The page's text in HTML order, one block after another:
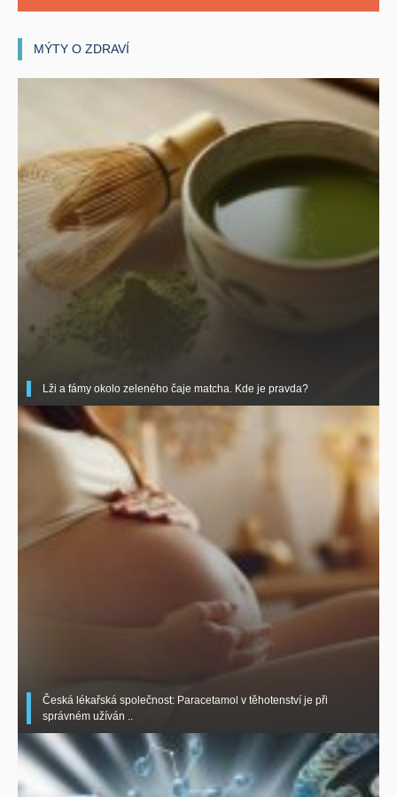
MÝTY O ZDRAVÍ
Lži a fámy okolo zeleného čaje matcha. Kde je pravda?
Česká lékařská společnost: Paracetamol v těhotenství je při
správném užíván ..